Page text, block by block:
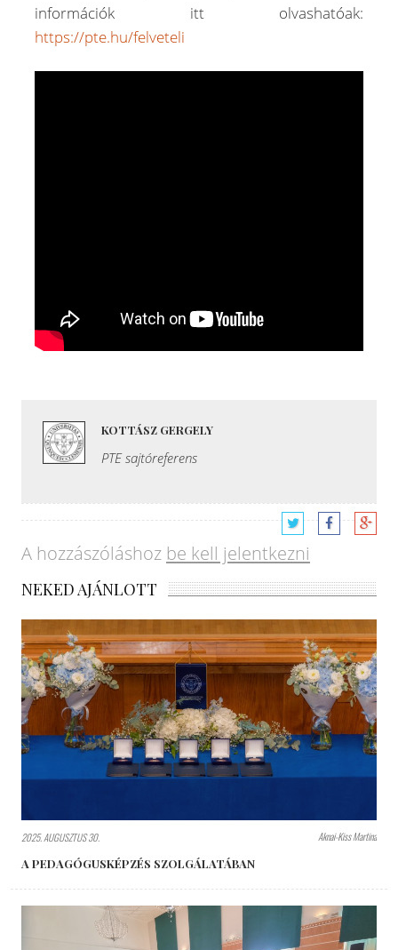
információk itt olvashatóak:
https://pte.hu/felveteli
KOTTÁSZ GERGELY
PTE sajtóreferens
A hozzászóláshoz be kell jelentkezni
NEKED AJÁNLOTT
2025. AUGUSZTUS 30. Aknai-Kiss Martina
A PEDAGÓGUSKÉPZÉS SZOLGÁLATÁBAN